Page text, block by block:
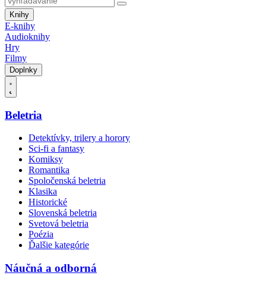
Knihy
E-knihy
Audioknihy
Hry
Filmy
Doplnky
Beletria
Detektívky, trilery a horory
Sci-fi a fantasy
Komiksy
Romantika
Spoločenská beletria
Klasika
Historické
Slovenská beletria
Svetová beletria
Poézia
Ďalšie kategórie
Náučná a odborná